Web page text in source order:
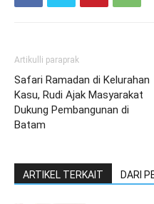
Artikulli paraprak
Safari Ramadan di Kelurahan
Kasu, Rudi Ajak Masyarakat
Dukung Pembangunan di
Batam
ARTIKEL TERKAIT DARI